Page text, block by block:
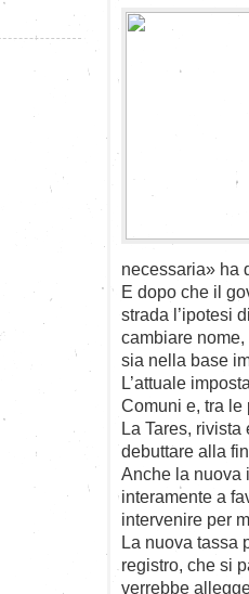
necessaria» ha
E dopo che il
strada l’ipotesi
cambiare
sia nella base
L’attuale
Comuni e, tra le
La Tares, rivista
debuttare alla
Anche la nuova
interamente a
intervenire per
La nuova tassa
registro, che si
verrebbe